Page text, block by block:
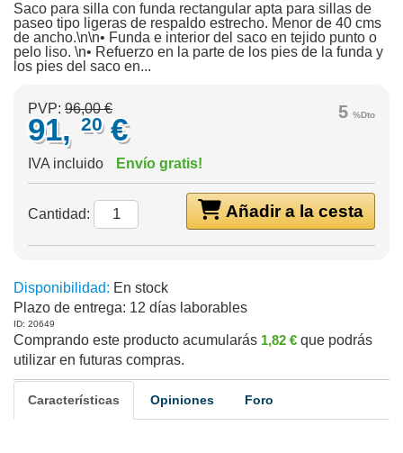
Saco para silla con funda rectangular apta para sillas de
paseo tipo ligeras de respaldo estrecho. Menor de 40 cms
de ancho.\n\n• Funda e interior del saco en tejido punto o
pelo liso. \n• Refuerzo en la parte de los pies de la funda y
los pies del saco en...
5 %Dto
PVP: 96,00 €
91, 20 €
IVA incluido Envío gratis!
Añadir a la cesta
Cantidad:
Disponibilidad: En stock
Plazo de entrega: 12 días laborables
ID: 20649
Comprando este producto acumularás 1,82 € que podrás
utilizar en futuras compras.
Características Opiniones Foro